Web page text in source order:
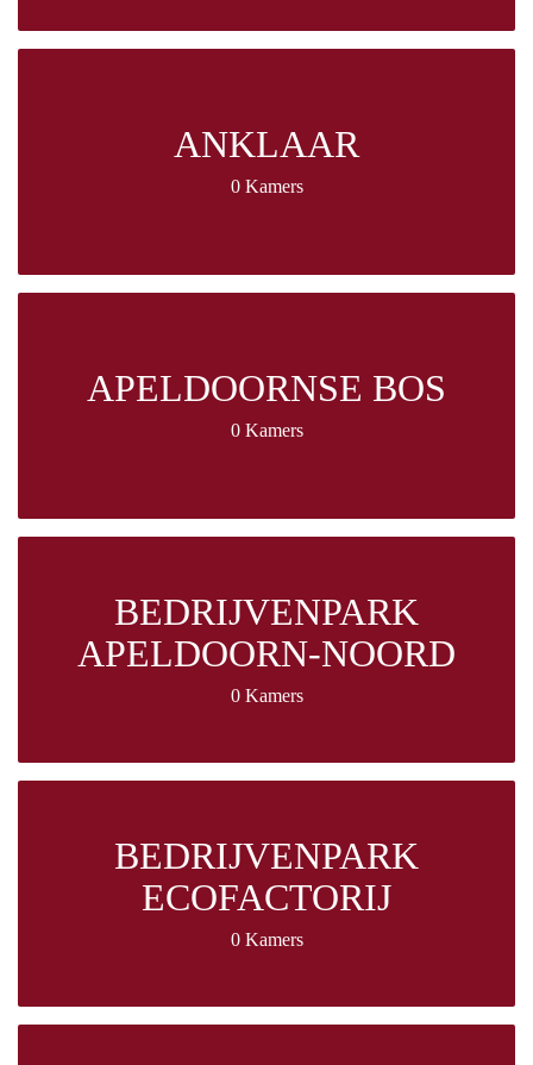
ANKLAAR
0 Kamers
APELDOORNSE BOS
0 Kamers
BEDRIJVENPARK
APELDOORN-NOORD
0 Kamers
BEDRIJVENPARK
ECOFACTORIJ
0 Kamers